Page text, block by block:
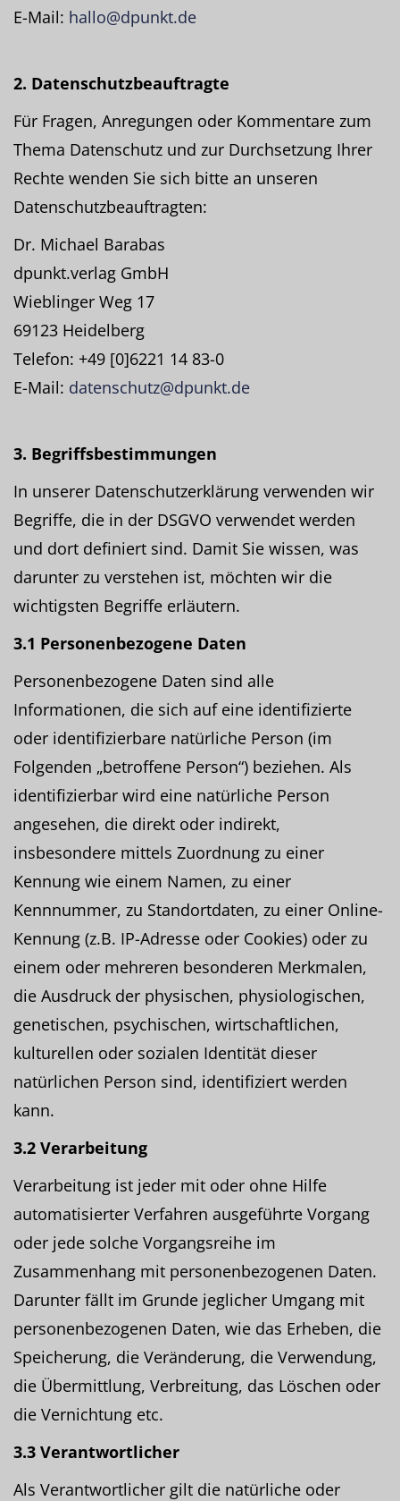
E-Mail: hallo@dpunkt.de
2. Datenschutzbeauftragte
Für Fragen, Anregungen oder Kommentare zum
Thema Datenschutz und zur Durchsetzung Ihrer
Rechte wenden Sie sich bitte an unseren
Datenschutzbeauftragten:
Dr. Michael Barabas
dpunkt.verlag GmbH
Wieblinger Weg 17
69123 Heidelberg
Telefon: +49 [0]6221 14 83-0
E-Mail: datenschutz@dpunkt.de
3. Begriffsbestimmungen
In unserer Datenschutzerklärung verwenden wir
Begriffe, die in der DSGVO verwendet werden
und dort definiert sind. Damit Sie wissen, was
darunter zu verstehen ist, möchten wir die
wichtigsten Begriffe erläutern.
3.1 Personenbezogene Daten
Personenbezogene Daten sind alle
Informationen, die sich auf eine identifizierte
oder identifizierbare natürliche Person (im
Folgenden „betroffene Person“) beziehen. Als
identifizierbar wird eine natürliche Person
angesehen, die direkt oder indirekt,
insbesondere mittels Zuordnung zu einer
Kennung wie einem Namen, zu einer
Kennnummer, zu Standortdaten, zu einer Online-
Kennung (z.B. IP-Adresse oder Cookies) oder zu
einem oder mehreren besonderen Merkmalen,
die Ausdruck der physischen, physiologischen,
genetischen, psychischen, wirtschaftlichen,
kulturellen oder sozialen Identität dieser
natürlichen Person sind, identifiziert werden
kann.
3.2 Verarbeitung
Verarbeitung ist jeder mit oder ohne Hilfe
automatisierter Verfahren ausgeführte Vorgang
oder jede solche Vorgangsreihe im
Zusammenhang mit personenbezogenen Daten.
Darunter fällt im Grunde jeglicher Umgang mit
personenbezogenen Daten, wie das Erheben, die
Speicherung, die Veränderung, die Verwendung,
die Übermittlung, Verbreitung, das Löschen oder
die Vernichtung etc.
3.3 Verantwortlicher
Als Verantwortlicher gilt die natürliche oder